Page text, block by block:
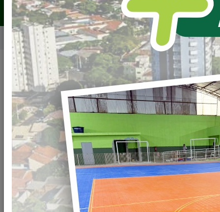
Home Valor Terranua - VTN
Arquivos
Informativo-VTN-2025-Base-de-Declaracao-
do-ITR-ao-ano-de-2025
Clique
para baixar
Informativo-VTN-2024-Base-de-Declaracao-
do-ITR-ao-ano-de-2024